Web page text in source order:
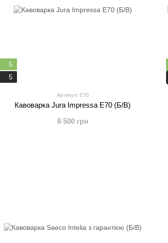
5
5
Артикул: E70
Кавоварка Jura Impressa E70 (Б/В)
6 500 грн